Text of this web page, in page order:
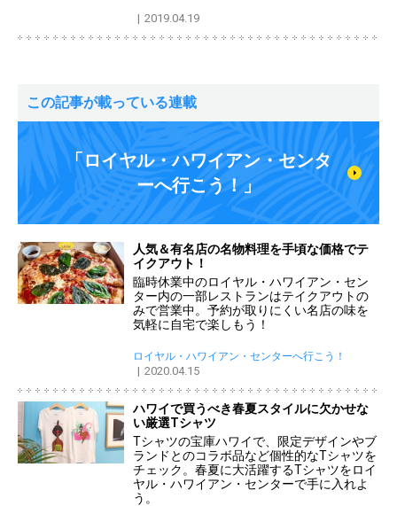
2019.04.19
この記事が載っている連載
「ロイヤル・ハワイアン・センタ
ーへ行こう！」
人気＆有名店の名物料理を手頃な価格でテ
イクアウト！
臨時休業中のロイヤル・ハワイアン・セン
ター内の一部レストランはテイクアウトの
みで営業中。予約が取りにくい名店の味を
気軽に自宅で楽しもう！
ロイヤル・ハワイアン・センターへ行こう！
2020.04.15
ハワイで買うべき春夏スタイルに欠かせな
い厳選Tシャツ
Tシャツの宝庫ハワイで、限定デザインやブ
ランドとのコラボ品など個性的なTシャツを
チェック。春夏に大活躍するTシャツをロイ
ヤル・ハワイアン・センターで手に入れよ
う。